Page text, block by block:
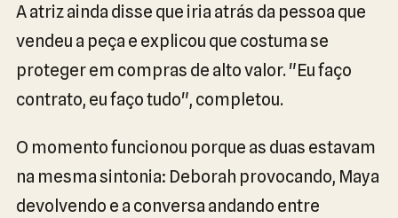
A atriz ainda disse que iria atrás da pessoa que
vendeu a peça e explicou que costuma se
proteger em compras de alto valor. "Eu faço
contrato, eu faço tudo", completou.
O momento funcionou porque as duas estavam
na mesma sintonia: Deborah provocando, Maya
devolvendo e a conversa andando entre